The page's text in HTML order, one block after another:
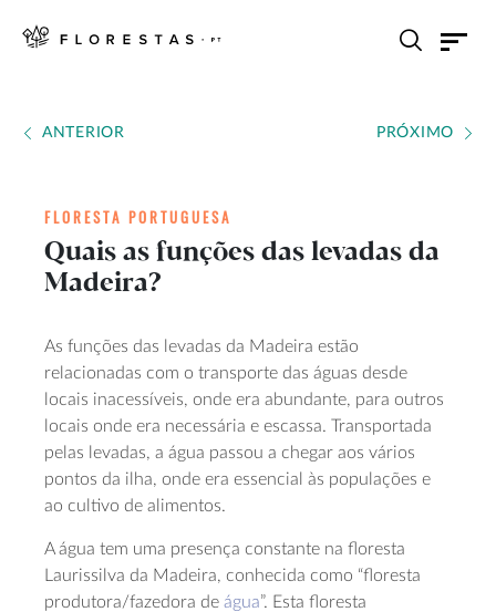
ANTERIOR PRÓXIMO
FLORESTA PORTUGUESA
Quais as funções das levadas da
Madeira?
As funções das levadas da Madeira estão
relacionadas com o transporte das águas desde
locais inacessíveis, onde era abundante, para outros
locais onde era necessária e escassa. Transportada
pelas levadas, a água passou a chegar aos vários
pontos da ilha, onde era essencial às populações e
ao cultivo de alimentos.
A água tem uma presença constante na floresta
Laurissilva da Madeira, conhecida como “floresta
produtora/fazedora de água”. Esta floresta